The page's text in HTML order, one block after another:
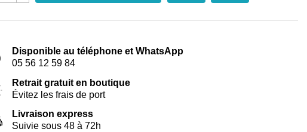
Disponible au téléphone et WhatsApp
05 56 12 59 84
Retrait gratuit en boutique
Évitez les frais de port
Livraison express
Suivie sous 48 à 72h